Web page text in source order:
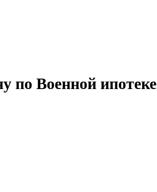
по Военной ипотеке